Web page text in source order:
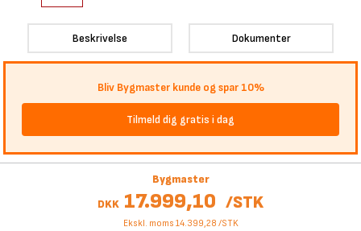
Beskrivelse Dokumenter
Bliv Bygmaster kunde og spar 10%
Tilmeld dig gratis i dag
Bygmaster
DKK 17.999,10 /STK
Ekskl. moms 14.399,28 /STK